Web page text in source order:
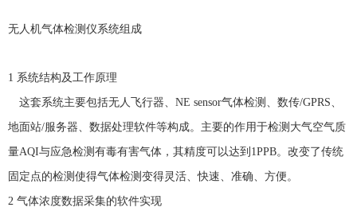
无人机气体检测仪系统组成
1 系统结构及工作原理
这套系统主要包括无人飞行器、 NE sensor气体检测、数传/GPRS、
地面站/服务器、数据处理软件等构成。主要的作用于检测大气空气质
量AQI与应急检测有毒有害气体，其精度可以达到 1PPB。改变了传统
固定点的检测使得气体检测变得灵活、快速、准确、方便。
2 气体浓度数据采集的软件实现